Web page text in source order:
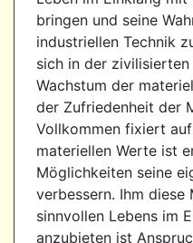
bringen und seine
industriellen Technik
sich in der zivilisierten
Wachstum der
der Zufriedenheit der
Vollkommen fixiert
materiellen Werte ist
Möglichkeiten seine
verbessern. Ihm diese
sinnvollen Lebens im
anzubieten ist